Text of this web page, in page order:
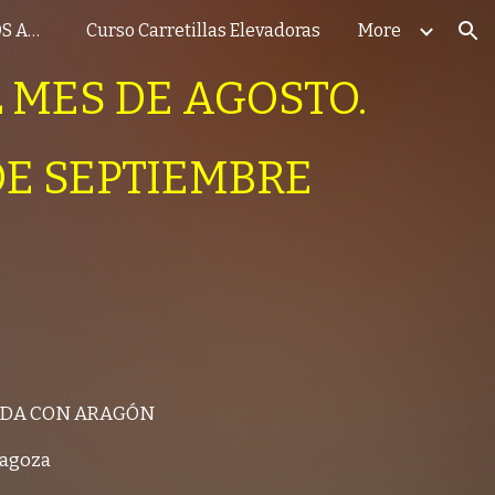
Cursos gratis OCUPADOS AC 2026 Curso Carretillas Elevadoras More
DE AGOSTO.
SEPTIEMBRE
CON ARAGÓN